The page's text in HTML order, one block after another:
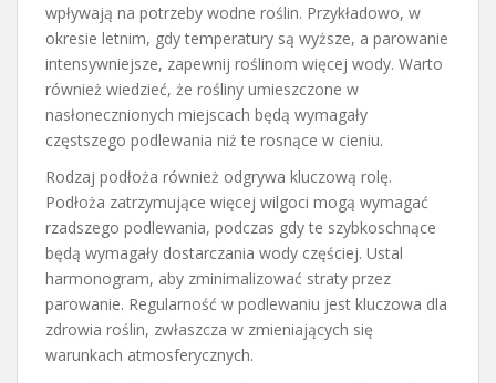
wpływają na potrzeby wodne roślin. Przykładowo, w
okresie letnim, gdy temperatury są wyższe, a parowanie
intensywniejsze, zapewnij roślinom więcej wody. Warto
również wiedzieć, że rośliny umieszczone w
nasłonecznionych miejscach będą wymagały
częstszego podlewania niż te rosnące w cieniu.
Rodzaj podłoża również odgrywa kluczową rolę.
Podłoża zatrzymujące więcej wilgoci mogą wymagać
rzadszego podlewania, podczas gdy te szybkoschnące
będą wymagały dostarczania wody częściej. Ustal
harmonogram, aby zminimalizować straty przez
parowanie. Regularność w podlewaniu jest kluczowa dla
zdrowia roślin, zwłaszcza w zmieniających się
warunkach atmosferycznych.